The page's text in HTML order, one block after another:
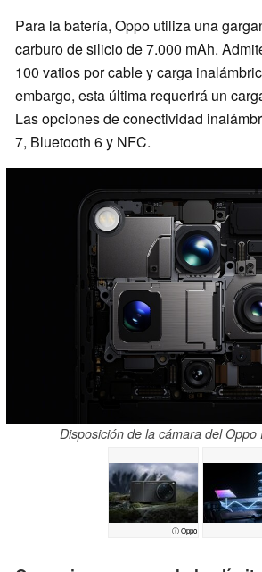
Para la batería, Oppo utiliza una
carburo de silicio de 7.000 mAh.
100 vatios por cable y carga
embargo, esta última requerirá un
Las opciones de conectividad
7, Bluetooth 6 y NFC.
Disposición de la cámara del Oppo
ⓘ Oppo